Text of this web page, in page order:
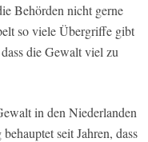
Behörden nicht gerne
so viele Übergriffe gibt
die Gewalt viel zu
in den Niederlanden
seit Jahren, dass